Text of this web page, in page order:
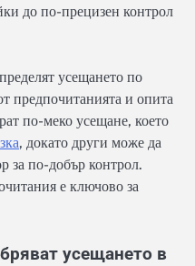
до по-прецизен контрол
усещането по
предпочитанията и опита
по-меко усещане, което
, докато други може да
за по-добър контрол.
е ключово за
усещането в